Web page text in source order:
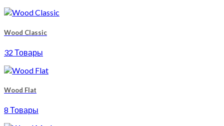
Wood Classic
32 Товары
Wood Flat
8 Товары